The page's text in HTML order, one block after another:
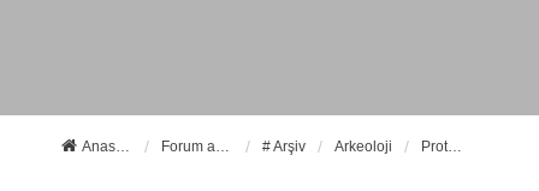
Anasayfa Forum ana sayfa # Arşiv Arkeoloji Protohistorya ve Önasya Arkeolojisi